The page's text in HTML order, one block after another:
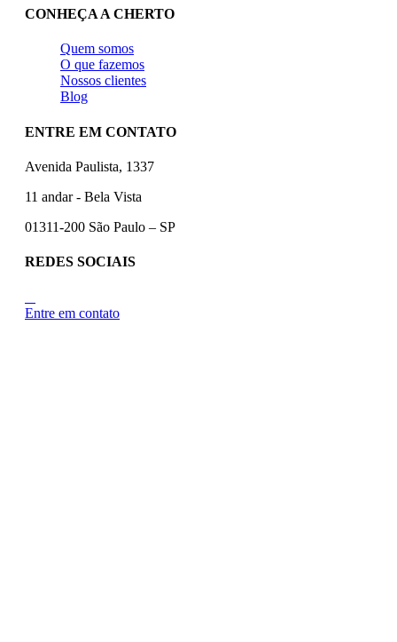
CONHEÇA A CHERTO
Quem somos
O que fazemos
Nossos clientes
Blog
ENTRE EM CONTATO
Avenida Paulista, 1337
11 andar - Bela Vista
01311-200 São Paulo – SP
REDES SOCIAIS
Entre em contato